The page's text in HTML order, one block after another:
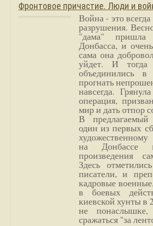
Фронтовое причастие. Люди и
Война - это
разрушения.
"дама"
Донбасса, и
сама она
уйдет. И
объединились
прогнать
навсегда.
операция,
мир и дать отпор
В
один из первых
на Донбассе
произведения
Здесь
писатели, и
кадровые
в боевых
киевской хунты в
не
сражаться "за